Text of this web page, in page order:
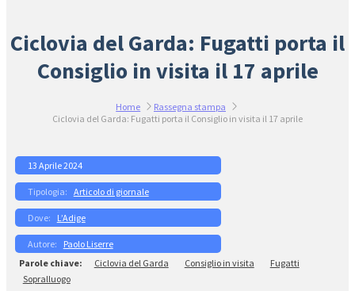
Ciclovia del Garda: Fugatti porta il
Consiglio in visita il 17 aprile
Home
Rassegna stampa
Ciclovia del Garda: Fugatti porta il Consiglio in visita il 17 aprile
13 Aprile 2024
Articolo di giornale
L’Adige
Paolo Liserre
Ciclovia del Garda
Consiglio in visita
Fugatti
Sopralluogo